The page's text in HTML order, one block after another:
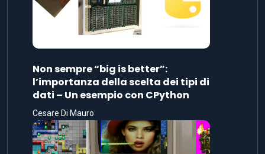
Non sempre “big is better”:
l’importanza della scelta dei tipi di
dati – Un esempio con CPython
Cesare Di Mauro